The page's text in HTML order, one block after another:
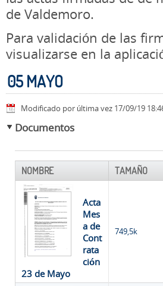
de Valdemoro.
Para validación de las
visualizarse en la
05 MAYO
Modificado por última vez 17/09/19
Documentos
NOMBRE TAMAÑO
Acta
Mes
a de
Cont
rata
ción
23 de Mayo
749,5k